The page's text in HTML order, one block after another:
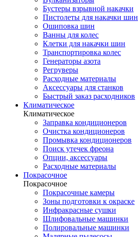
Бустеры взрывной накачки
Пистолеты для накачки шин
Ошиповка шин
Ванны для колес
Клетки для накачки шин
Транспортировка колес
Генераторы азота
Регруверы
Расходные материалы
Аксессуары для станков
Быстрый заказ расходников
Климатическое
Климатическое
Заправка кондиционеров
Очистка кондиционеров
Промывка кондиционеров
Поиск утечек фреона
Опции, аксессуары
Расходные материалы
Покрасочное
Покрасочное
Покрасочные камеры
Зоны подготовки к окраске
Инфракрасные сушки
Шлифовальные машинки
Полировальные машинки